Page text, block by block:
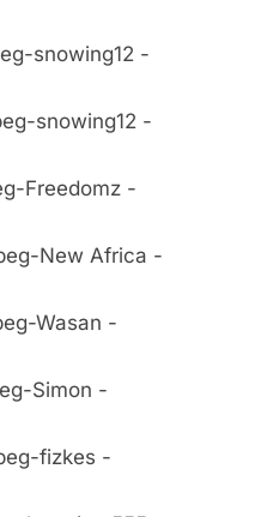
snowing12 -
snowing12 -
Freedomz -
New Africa -
Wasan -
Simon -
fizkes -